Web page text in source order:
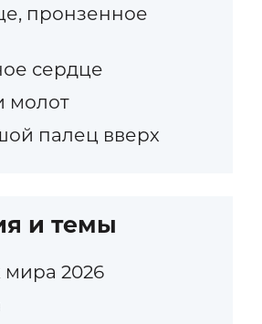
пронзенное
сердце
молот
палец вверх
и темы
мира 2026